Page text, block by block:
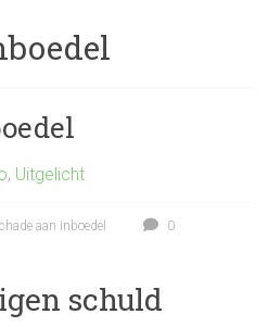
, Uitgelicht
aan inboedel
0
schuld